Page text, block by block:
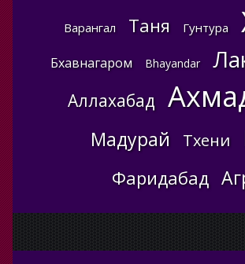
Варангал Таня Гунтура
Бхавнагаром Bhayandar
Аллахабад
Мадурай Тхени
Фаридабад